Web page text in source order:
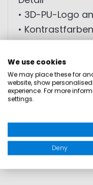
• 3D-PU-Logo
•
MATERIAL: 96%
Elasthan
We use cookies
We may place these for
website, show
experience. For more
settings.
Deny